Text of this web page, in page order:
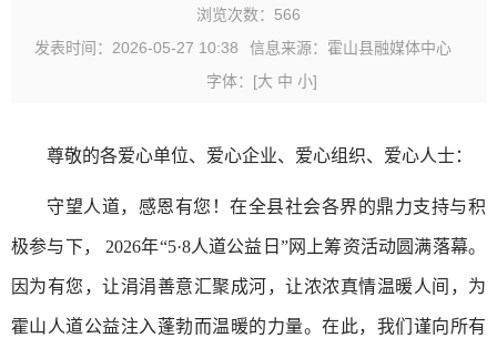
浏览次数： 566
发表时间：2026-05-27 10:38
信息来源：霍山县融媒体中心
字体： [大 中 小]
尊敬的各爱心单位、爱心企业、爱心组织、爱心人士：
守望人道，感恩有您！在全县社会各界的鼎力支持与积
极参与下， 2026年“5·8人道公益日”网上筹资活动圆满落幕。
因为有您，让涓涓善意汇聚成河，让浓浓真情温暖人间，为
霍山人道公益注入蓬勃而温暖的力量。在此，我们谨向所有